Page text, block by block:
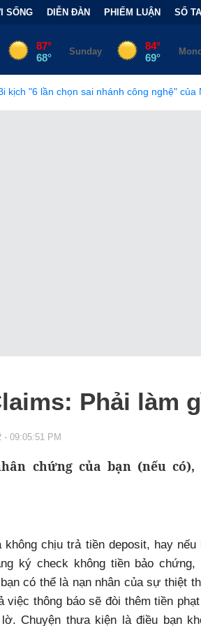
SỐNG DIỄN ĐÀN PHIẾM LUẬN SỔ
nhánh công nghệ" của Nhật Bản và bài
Phải làm
- 09:05:51 PM
chứng của bạn (nếu có),
chịu trả tiền deposit, hay nếu
ký check không tiền bảo chứng,
có thể là nạn nhân của sự thiệt
thông báo sẽ đòi thêm tiền
Chuyện thưa kiện là điều bạn